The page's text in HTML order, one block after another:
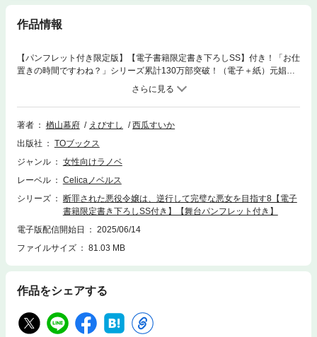
作品情報
【パンフレット付き限定版】【電子書籍限定書き下ろしSS】付き！「お仕
置きの時間ですわね？」シリーズ累計130万部突破！（電子＋紙）元娼婦
の令嬢が「悪」で「正義」を貫く、痛快ラブファンタジー！ 書き下ろし
番外編収録！聖女・フェルミナの手により、クラウディアは突如、魔女と
して捕えられた。時を逆行したという意味では、紛う方なき『魔女』であ
る。だが、罪状は黒魔術に傾倒して、民を荒廃させたというもの。幽閉先
て港町に潜伏することに。表立ってシルヴェスターと連絡も取れぬまま、
各地で起きる暴動、暴動の裏に見え隠れする「違法な薬」の調査へと乗り
間ですわね？」 聖女祭で異端審問が宣言され、ついに魔女裁判が動き出
す！【パンフレット情報】舞台「断罪された悪役令嬢は、逆行して完璧な
悪女を目指す」公演パンフレットが電子書籍で登場！公演案内＜期間＞20
25年3月26日（水）～3月30日（日）＜会場＞CBGKシブゲキ!!【CAST】
込山榛香黒木文貴鈴木祐大／春咲暖／高橋みのり一之瀬優／西井万理那／
黒澤胤也(9bic)／湯本亜美長濱慎矢野冬馬／依光希空(tasty rose)／椎野コ
（収録内容）断罪された悪役令嬢は、逆行して完璧な悪女を目指す8【電
子書籍限定書き下ろしSS付き】舞台「断罪された悪役令嬢は、逆行して完
璧な悪女を目指す」 公演パンフレット
著者 楢山幕府 えびすし
西瓜すいか
出版社
TOブックス
ジャンル
女性向けラノベ
レーベル
Celicaノベルス
シリーズ
断罪された悪役令嬢は、逆行して完璧な悪女を目指す8【電子
書籍限定書き下ろしSS付き】【舞台パンフレット付き】
電子版配信開始日
2025/06/14
ファイルサイズ
81.03 MB
作品をシェアする